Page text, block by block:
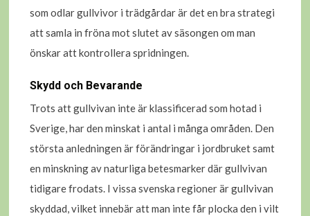
som odlar gullvivor i trädgårdar är det en bra strategi
att samla in fröna mot slutet av säsongen om man
önskar att kontrollera spridningen.
Skydd och Bevarande
Trots att gullvivan inte är klassificerad som hotad i
Sverige, har den minskat i antal i många områden. Den
största anledningen är förändringar i jordbruket samt
en minskning av naturliga betesmarker där gullvivan
tidigare frodats. I vissa svenska regioner är gullvivan
skyddad, vilket innebär att man inte får plocka den i vilt